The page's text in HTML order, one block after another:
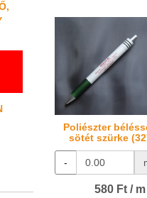
Poliészter
sötét szürke
-
580 Ft / m